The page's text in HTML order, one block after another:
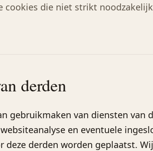
cookies die niet strikt
derden
gebruikmaken van diensten
en eventuele
deze derden worden geplaatst.